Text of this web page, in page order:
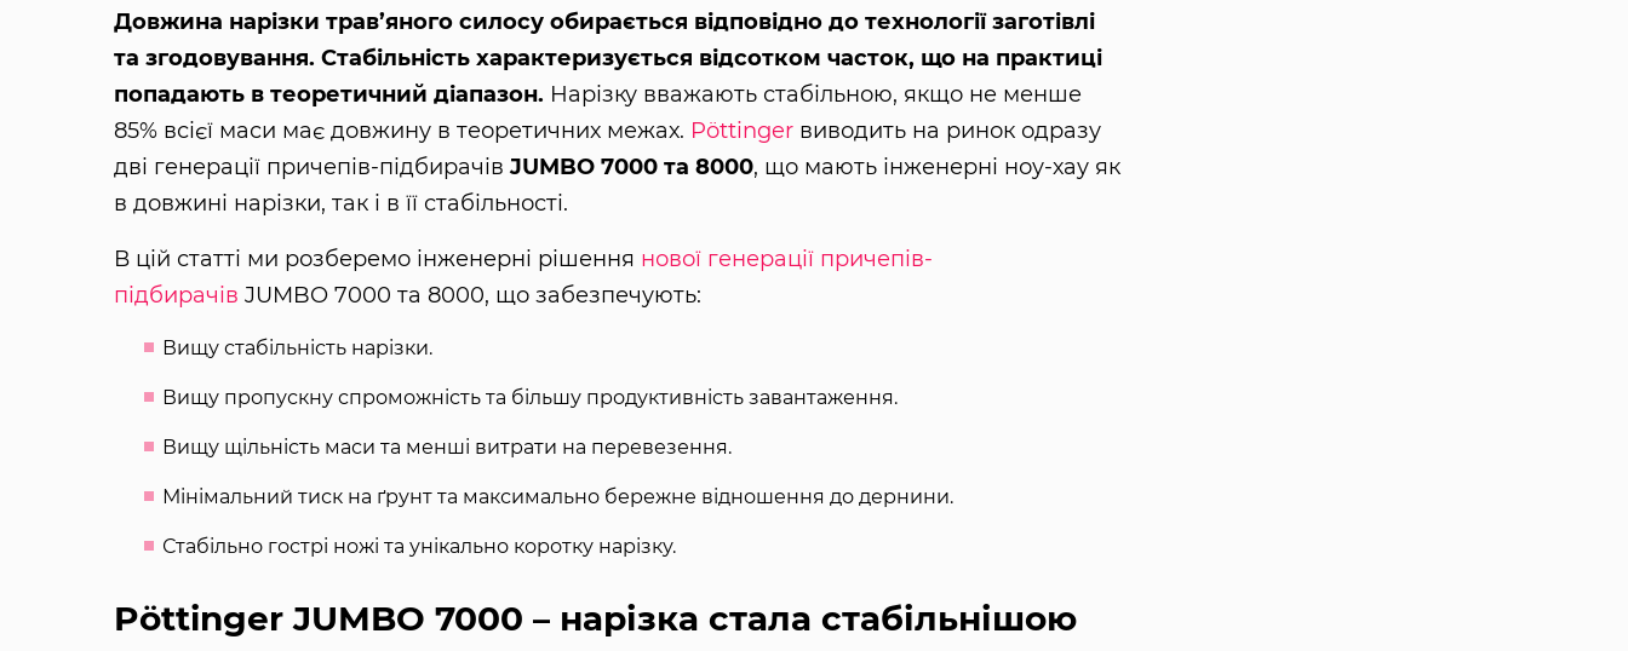
Довжина нарізки трав’яного силосу обирається відповідно до технології заготівлі
та згодовування. Стабільність характеризується відсотком часток, що на практиці
попадають в теоретичний діапазон. Нарізку вважають стабільною, якщо не менше
85% всієї маси має довжину в теоретичних межах. Pöttingerвиводить на ринок одразу
дві генерації причепів-підбирачів JUMBO 7000 та 8000, що мають інженерні ноу-хау як
в довжині нарізки, так і в її стабільності.
В цій статті ми розберемо інженерні рішення нової генерації причепів-
підбирачів JUMBO 7000 та 8000, що забезпечують:
Вищу стабільність нарізки.
Вищу пропускну спроможність та більшу продуктивність завантаження.
Вищу щільність маси та менші витрати на перевезення.
Мінімальний тиск на ґрунт та максимально бережне відношення до дернини.
Стабільно гострі ножі та унікально коротку нарізку.
Pöttinger JUMBO 7000 – нарізка стала стабільнішою